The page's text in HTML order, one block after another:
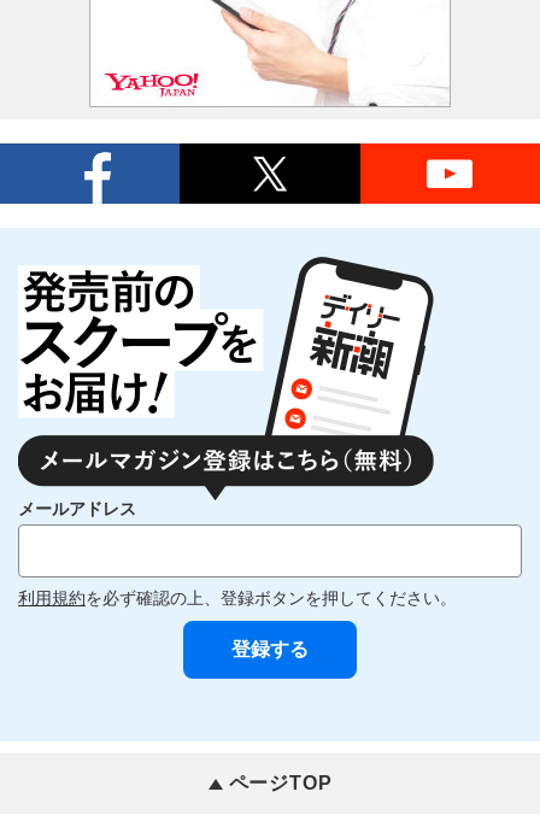
メールアドレス
利用規約を必ず確認の上、登録ボタンを押してください。
ページTOP